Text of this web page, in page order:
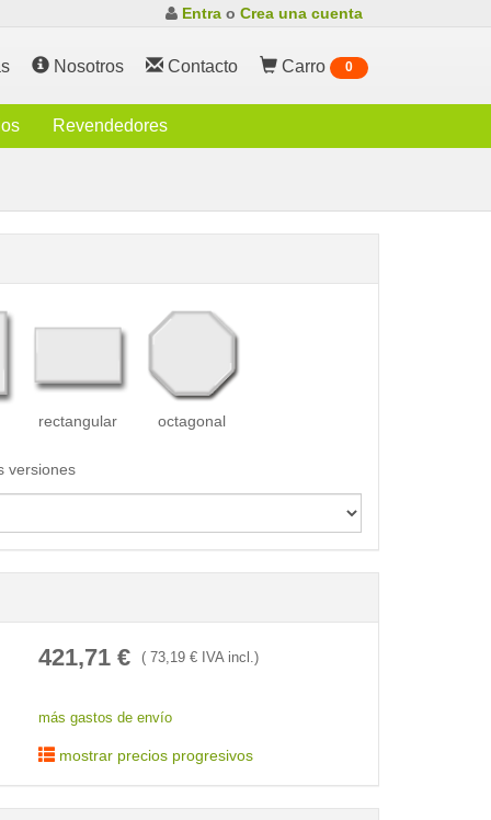
Entra o Crea una cuenta
Nosotros Contacto Carro 0
Revendedores
rectangular octagonal
versiones
421,71€ ( 73,19€ IVA incl.)
más gastos de envío
mostrar precios progresivos
< /picture>